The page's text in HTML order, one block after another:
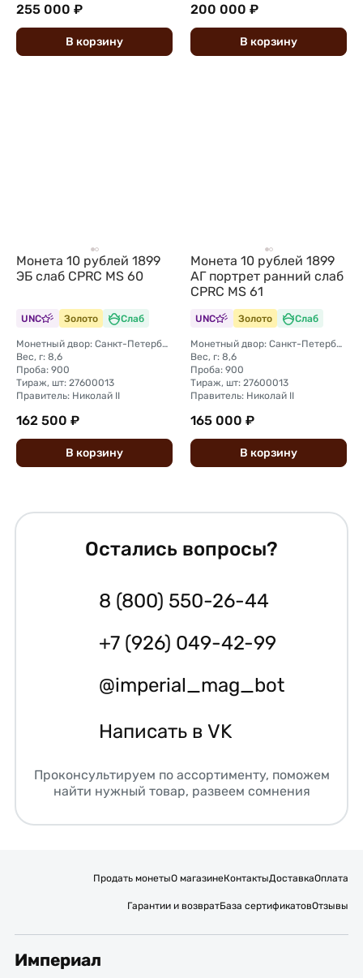
255 000 ₽
В корзину
200 000 ₽
В корзину
Монета 10 рублей 1899
ЭБ слаб CPRC MS 60
UNC Золото Слаб
Монетный двор: Санкт-Петербургский монетный двор
Вес, г: 8,6
Проба: 900
Тираж, шт: 27600013
Правитель: Николай II
162 500 ₽
В корзину
Монета 10 рублей 1899
АГ портрет ранний слаб
CPRC MS 61
UNC Золото Слаб
Монетный двор: Санкт-Петербургский монетный двор
Вес, г: 8,6
Проба: 900
Тираж, шт: 27600013
Правитель: Николай II
165 000 ₽
В корзину
Остались вопросы?
8 (800) 550-26-44
+7 (926) 049-42-99
@imperial_mag_bot
Написать в VK
Проконсультируем по ассортименту, поможем
найти нужный товар, развеем сомнения
Продать монетыО магазинеКонтактыДоставкаОплата
Гарантии и возвратБаза сертификатовОтзывы
Империал